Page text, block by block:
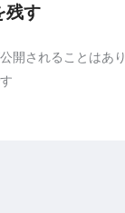
残す
開されることはあり